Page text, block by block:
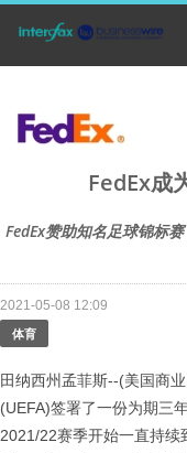
FedEx成
FedEx赞助知名足球锦标
2021-05-08 12:09
体育
田纳西州孟菲斯--(美国商
(UEFA)签署了一份为期三
2021/22赛季开始一直持续